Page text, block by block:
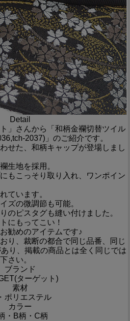
Detail
」さんから「和柄金襴切替ツイル
2037)」のご紹介です。
せた、和柄キャップが登場しまし
生地を採用。
もこっそり取り入れ、ワンポイン
ています。
ズの微調節も可能。
のピスタグも縫い付けました。
にもってこい！
勧めのアイテムです♪
り、裁断の都合で同じ品番、同じ
り、掲載の商品とは全く同じでは
さい。
ブランド
ターゲット)
素材
ポリエステル
カラー
・B柄・C柄